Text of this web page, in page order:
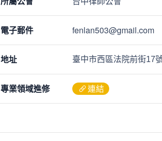
電子郵件 fenlan503@gmail.com
地址 臺中市西區法院前街17
專業領域進修 連結